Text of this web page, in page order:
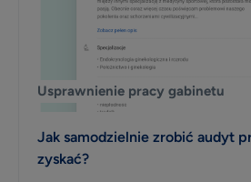
Usprawnienie pracy gabinetu
Jak samodzielnie zrobić audyt
zyskać?